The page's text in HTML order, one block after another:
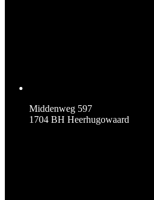
Middenweg 597
1704 BH Heerhugowaard